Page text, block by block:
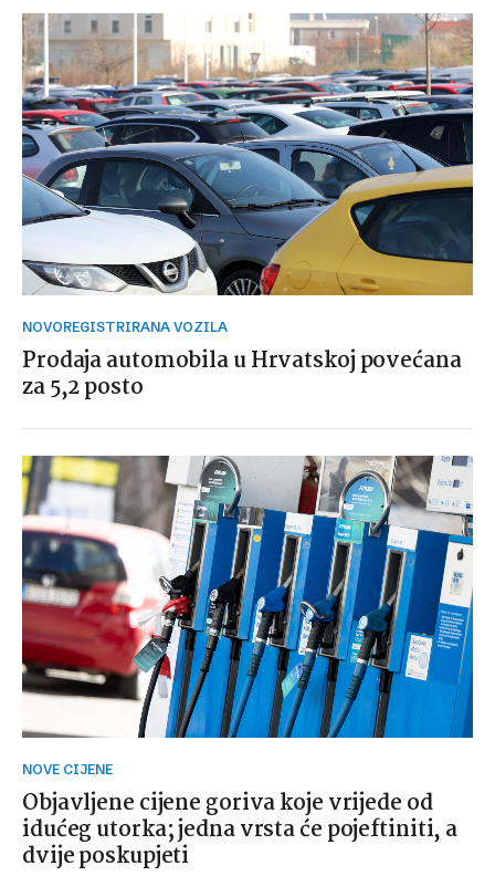
NOVOREGISTRIRANA VOZILA
Prodaja automobila u Hrvatskoj povećana
za 5,2 posto
NOVE CIJENE
Objavljene cijene goriva koje vrijede od
idućeg utorka; jedna vrsta će pojeftiniti, a
dvije poskupjeti